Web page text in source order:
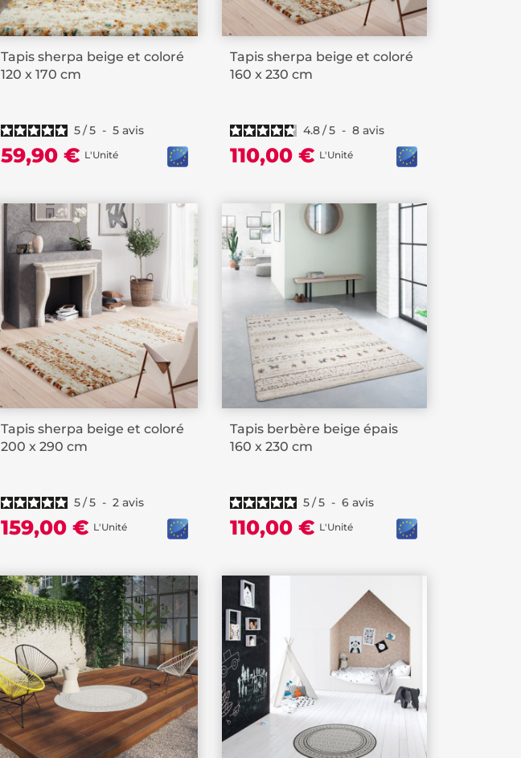
Tapis sherpa beige et coloré
120 x 170 cm
5/5 - 5 avis
59,90 € L'Unité
Tapis sherpa beige et coloré
160 x 230 cm
4.8/5 - 8 avis
110,00 € L'Unité
Tapis sherpa beige et coloré
200 x 290 cm
5/5 - 2 avis
159,00 € L'Unité
Tapis berbère beige épais
160 x 230 cm
5/5 - 6 avis
110,00 € L'Unité